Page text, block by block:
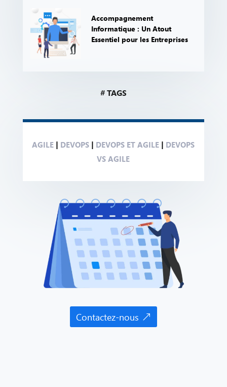
Accompagnement
Informatique : Un Atout
Essentiel pour les Entreprises
# TAGS
AGILE | DEVOPS | DEVOPS ET AGILE | DEVOPS
VS AGILE
Contactez-nous